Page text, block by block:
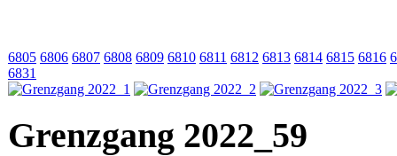
6805 6806 6807 6808 6809 6810 6811 6812 6813 6814 6815 6816
6831
Grenzgang 2022_59